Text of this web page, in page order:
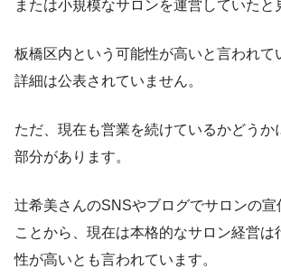
または小規模なサロンを運営していたと
板橋区内という可能性が高いと言われて
詳細は公表されていません。
ただ、現在も営業を続けているかどうか
部分があります。
辻希美さんのSNSやブログでサロンの宣
ことから、現在は本格的なサロン経営は
性が高いとも言われています。